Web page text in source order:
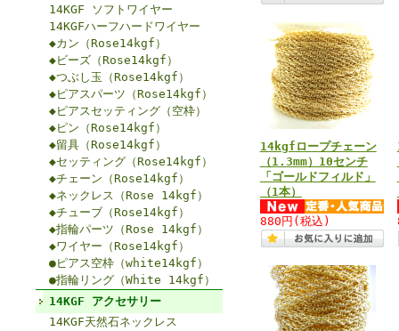
14KGF ソフトワイヤー
14KGFハーフハードワイヤー
◆カン（Rose14kgf）
◆ビーズ（Rose14kgf）
◆つぶし玉（Rose14kgf）
◆ピアスパーツ（Rose14kgf）
◆ピアスセッティング（空枠）
◆ピン（Rose14kgf）
◆留具（Rose14kgf）
◆セッティング（Rose14kgf）
◆チェーン（Rose14kgf）
◆ネックレス（Rose 14kgf）
◆チューブ（Rose14kgf）
◆指輪パーツ（Rose 14kgf）
◆ワイヤー（Rose14kgf）
●ピアス空枠（white14kgf）
●指輪リング（White 14kgf）
14KGF アクセサリー
14KGF天然石ネックレス
14kgfロープチェーン
（1.3mm）10センチ
「ゴールドフィルド」
（1本）
880円 (税込)